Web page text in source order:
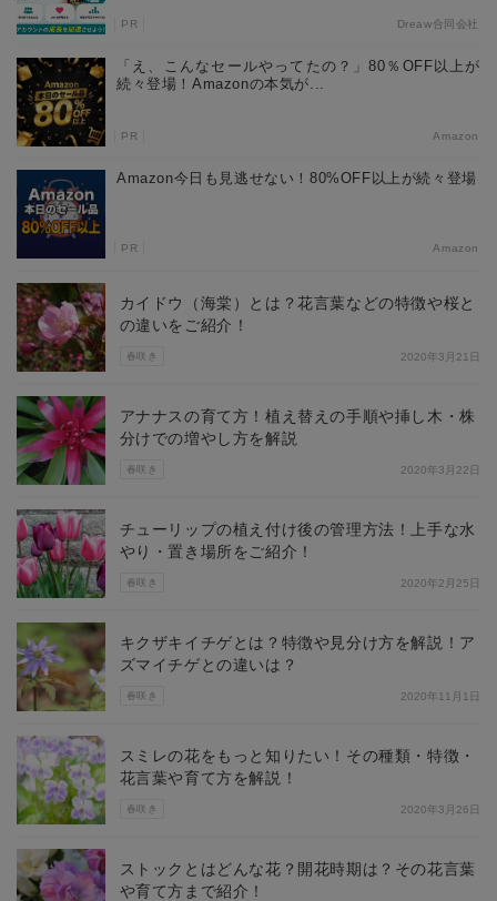
PR Dreaw合同会社
「え、こんなセールやってたの？」80％OFF以上が
続々登場！Amazonの本気が...
PR Amazon
Amazon今日も見逃せない！80%OFF以上が続々登場
PR Amazon
春咲き
カイドウ（海棠）とは？花言葉などの特徴や桜と
の違いをご紹介！
2020年3月21日
春咲き
アナナスの育て方！植え替えの手順や挿し木・株
分けでの増やし方を解説
2020年3月22日
春咲き
チューリップの植え付け後の管理方法！上手な水
やり・置き場所をご紹介！
2020年2月25日
春咲き
キクザキイチゲとは？特徴や見分け方を解説！ア
ズマイチゲとの違いは？
2020年11月1日
春咲き
スミレの花をもっと知りたい！その種類・特徴・
花言葉や育て方を解説！
2020年3月26日
ストックとはどんな花？開花時期は？その花言葉
や育て方まで紹介！